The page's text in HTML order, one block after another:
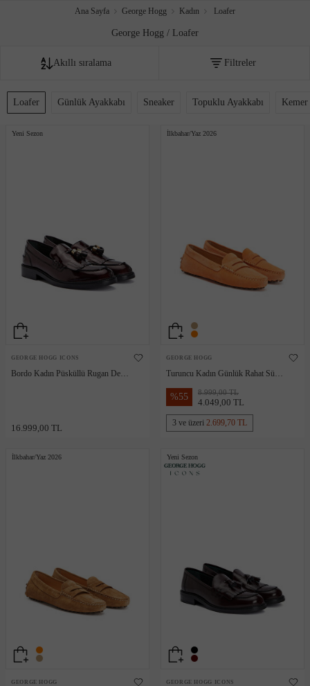
Ana Sayfa George Hogg Kadın Loafer
George Hogg / Loafer
Akıllı sıralama
Fiyata göre artan
Yeni Eklenenler
Filtreler
Loafer Günlük Ayakkabı Sneaker Topuklu Ayakkabı Kemer
Yeni Sezon
GEORGE HOGG ICONS
Bordo Kadın Püsküllü Rugan Deri
16.999,00 TL
İlkbahar/Yaz 2026
GEORGE HOGG
Turuncu Kadın Günlük Rahat Süet
Loafer
%55 8.999,00 TL
4.049,00 TL
3 ve üzeri 2.699,70 TL
İlkbahar/Yaz 2026
GEORGE HOGG
Yeni Sezon
GEORGE HOGG ICONS